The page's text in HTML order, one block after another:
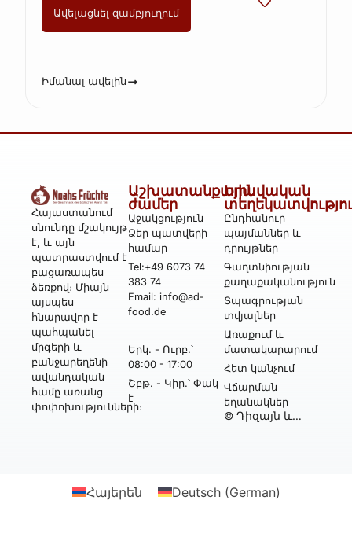
Ավելացնել զամբյուղում
Իմանալ ավելին
Հայաստանում
սնունդը մշակույթ
է, և այն
պատրաստվում է
բացառապես
ձեռքով։ Միայն
այսպես
հնարավոր է
պահպանել
մրգերի և
բանջարեղենի
ավանդական
համը առանց
փոփոխությունների։
Աշխատանքային
ժամեր
Աջակցություն
Ձեր պատվերի
համար
Tel:+49 6073 74
383 74
Email: info@ad-
food.de
Երկ․ - Ուրբ․՝
08:00 - 17:00
Շբթ․ - Կիր․՝ Փակ
է
Իրավական
Ընդհանուր
պայմաններ և
դրույթներ
Գաղտնիության
քաղաքականություն
Տպագրության
տվյալներ
Առաքում և
մատակարարում
Հետ կանչում
Վճարման
եղանակներ
© Դիզայն և
Հայերեն Deutsch(German)